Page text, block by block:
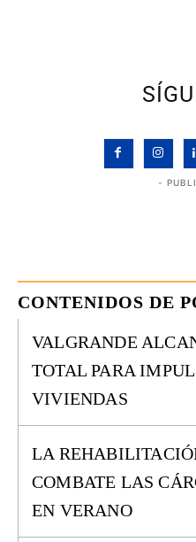
-
CONTENIDOS DE
VALGRANDE
TOTAL PARA
VIVIENDAS
LA
COMBATE LAS
EN VERANO